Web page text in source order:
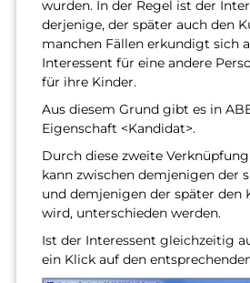
wurden. In der Regel ist der
derjenige, der später auch den
manchen Fällen erkundigt sich
Interessent für eine andere
für ihre Kinder.
Aus diesem Grund gibt es in
Eigenschaft <Kandidat>.
Durch diese zweite
kann zwischen demjenigen der
und demjenigen der später den
wird, unterschieden werden.
Ist der Interessent gleichzeitig
ein Klick auf den